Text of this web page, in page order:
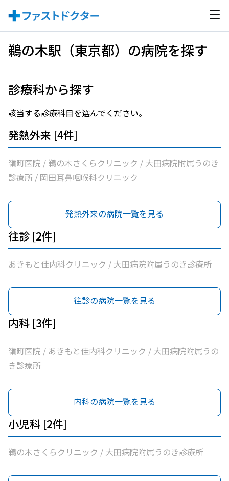
鵜の木駅（東京都）の病院を探す
診療科から探す
該当する診療科目を選んでください。
発熱外来 [4件]
嶺町医院 / 鵜の木さくらクリニック / 大田病院附属うのき
診療所 / 岡田耳鼻咽喉科クリニック
発熱外来の病院一覧を見る
往診 [2件]
あきもと佳内科クリニック / 大田病院附属うのき診療所
往診の病院一覧を見る
内科 [3件]
嶺町医院 / あきもと佳内科クリニック / 大田病院附属うの
き診療所
内科の病院一覧を見る
小児科 [2件]
鵜の木さくらクリニック / 大田病院附属うのき診療所